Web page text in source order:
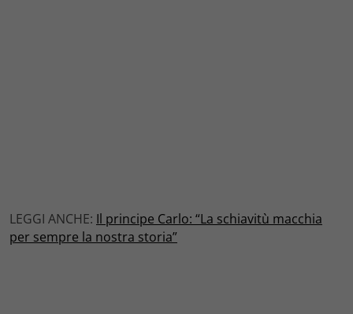
LEGGI ANCHE: Il principe Carlo: “La schiavitù macchia
per sempre la nostra storia”